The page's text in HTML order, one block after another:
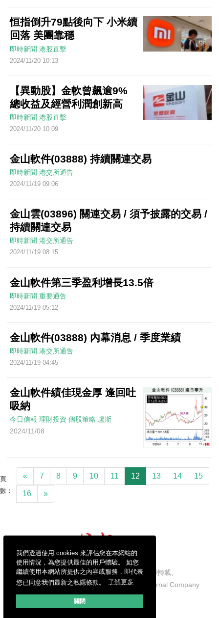
我們透過使用 cookies 來評估您在本網站的
使用情況，為您提供最佳的用戶體驗。 如您
繼續使用本網站所提供之內容或服務，即代表
您已同意我們最新之私隱條款。
了解更多
關閉
恒指倒升79點後向下 小米續
回落 美團靠穩
即時新聞 港股直擊
2024/11/20 10:13
【異動股】金軟曾飆逾9%
總收益及經營利潤創新高
即時新聞 港股直擊
2024/11/20 10:09
金山軟件(03888) 持續關連交易
即時新聞 港交所通告
2024/11/19 09:06
金山雲(03896) 關連交易 / 須予披露的交易 /
持續關連交易
即時新聞 港交所通告
2024/11/19 08:15
金山軟件第三季盈利增長13.5倍
即時新聞 重要通告
2024/11/19 05:12
金山軟件(03888) 內幕消息 / 季度業績
即時新聞 港交所通告
2024/11/19 04:45
金山軟件績佳現金厚 逢回吐
吸納
今日信報 理財投資 個股策略 盧斯
2024/11/08
頁
數：
« 7 8 9 10 11 12 13 14 15
16 »
信報財經新聞有限公司版權所有，不得轉載。
Copyright © 2026 Hong Kong Economic Journal Company
Limited. All rights reserved.